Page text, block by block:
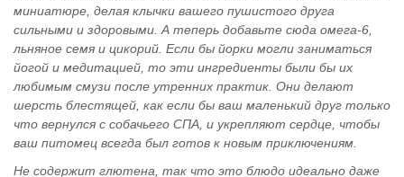
миниатюре, делая клычки вашего пушистого друга
сильными и здоровыми. А теперь добавьте сюда омега-6,
льняное семя и цикорий. Если бы йорки могли заниматься
йогой и медитацией, то эти ингредиенты были бы их
любимым смузи после утренних практик. Они делают
шерсть блестящей, как если бы ваш маленький друг только
что вернулся с собачьего СПА, и укрепляют сердце, чтобы
ваш питомец всегда был готов к новым приключениям.
Не содержит глютена, так что это блюдо идеально даже